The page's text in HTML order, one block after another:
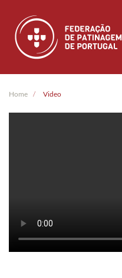
Skip to main content
Home Video